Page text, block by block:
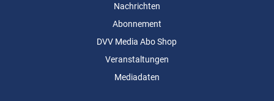
Nachrichten
Abonnement
DVV Media Abo Shop
Veranstaltungen
Mediadaten